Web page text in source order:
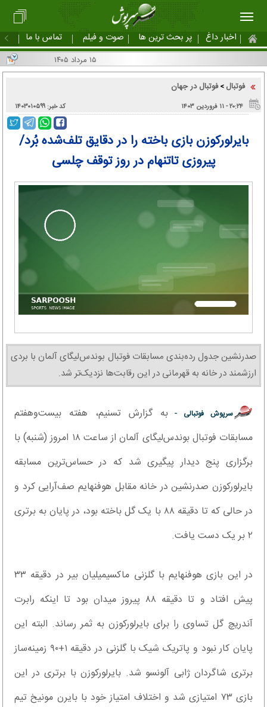
اخبار داغ پر بحث ترین ها صوت و فیلم تماس با ما
فوتبال >فوتبال در جهان
۲۰:۲۴ - ۱۱ فروردین ۱۴۰۳ کد خبر: ۱۴۰۳۰۱۰۵۹۹
بایرلورکوزن بازی باخته را در دقایق تلف‌شده بُرد/
پیروزی تاتنهام در روز توقف چلسی
صدرنشین جدول رده‌بندی مسابقات فوتبال بوندس‌لیگای آلمان با بردی
ارزشمند در خانه به قهرمانی در این رقابت‌ها نزدیک‌تر شد.
سرپوش فوتبالی - به گزارش تسنیم، هفته بیست‌وهفتم
مسابقات فوتبال بوندس‌لیگای آلمان از ساعت ۱۸ امروز (شنبه) با
برگزاری پنج دیدار پیگیری شد که در حساس‌ترین مسابقه
بایرلورکوزن صدرنشین در خانه مقابل هوفنهایم صف‌آرایی کرد و
در حالی که تا دقیقه ۸۸ با یک گل باخته بود، در پایان به برتری
۲ بر یک دست یافت.
در این بازی هوفنهایم با گلزنی ماکسیمیلیان بیر در دقیقه ۳۳
پیش افتاد و تا دقیقه ۸۸ پیروز میدان بود تا اینکه رابرت
آندریچ گل تساوی را برای بایرلورکوزن به ثمر رساند. البته این
پایان کار نبود و پاتریک شیک با گلزنی در دقیقه ۱+۹۰ زمینه‌ساز
برتری شاگردان ژابی آلونسو شد. بایرلورکوزن با برتری در این
بازی ۷۳ امتیازی شد و اختلاف امتیاز خود با بایرن مونیخ تیم